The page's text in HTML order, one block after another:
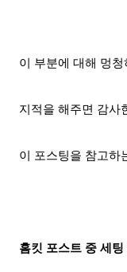
이 부분에 대해 멍
지적을 해주면 감사
이 포스팅을 참고하
홈킷 포스트 중 세